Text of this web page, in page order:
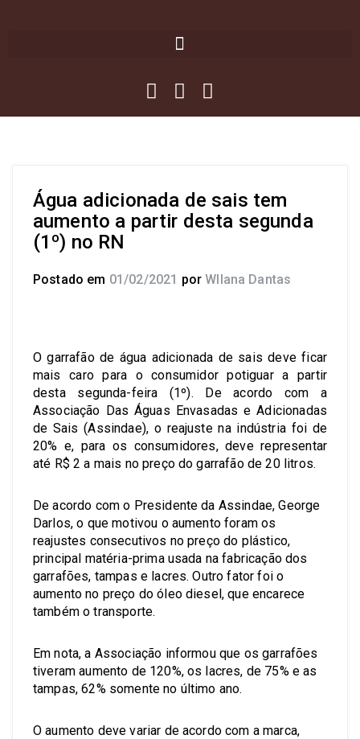
Água adicionada de sais tem
aumento a partir desta segunda
(1º) no RN
Postado em 01/02/2021 por Wllana Dantas
O garrafão de água adicionada de sais deve ficar
mais caro para o consumidor potiguar a partir
desta segunda-feira (1º). De acordo com a
Associação Das Águas Envasadas e Adicionadas
de Sais (Assindae), o reajuste na indústria foi de
20% e, para os consumidores, deve representar
até R$ 2 a mais no preço do garrafão de 20 litros.
De acordo com o Presidente da Assindae, George
Darlos, o que motivou o aumento foram os
reajustes consecutivos no preço do plástico,
principal matéria-prima usada na fabricação dos
garrafões, tampas e lacres. Outro fator foi o
aumento no preço do óleo diesel, que encarece
também o transporte.
Em nota, a Associação informou que os garrafões
tiveram aumento de 120%, os lacres, de 75% e as
tampas, 62% somente no último ano.
O aumento deve variar de acordo com a marca,